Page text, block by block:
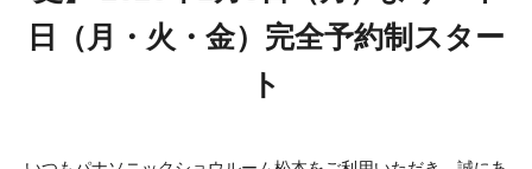
日（月・火・金）完全予約制スター
ト